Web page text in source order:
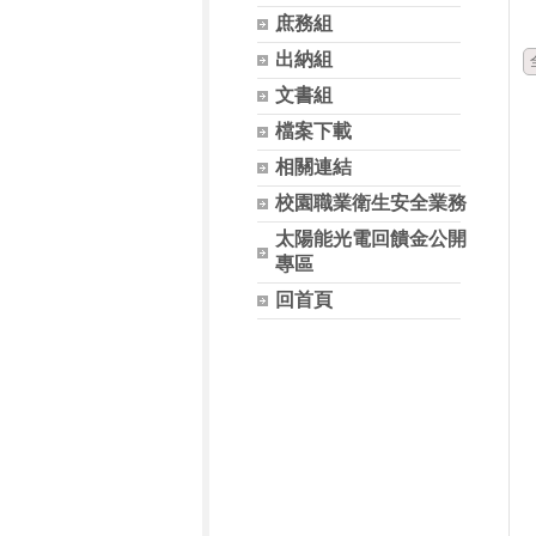
庶務組
出納組
文書組
檔案下載
相關連結
校園職業衛生安全業務
太陽能光電回饋金公開
專區
回首頁